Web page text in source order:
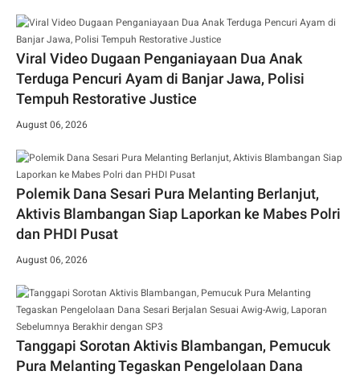
Viral Video Dugaan Penganiayaan Dua Anak
Terduga Pencuri Ayam di Banjar Jawa, Polisi
Tempuh Restorative Justice
August 06, 2026
Polemik Dana Sesari Pura Melanting Berlanjut,
Aktivis Blambangan Siap Laporkan ke Mabes Polri
dan PHDI Pusat
August 06, 2026
Tanggapi Sorotan Aktivis Blambangan, Pemucuk
Pura Melanting Tegaskan Pengelolaan Dana